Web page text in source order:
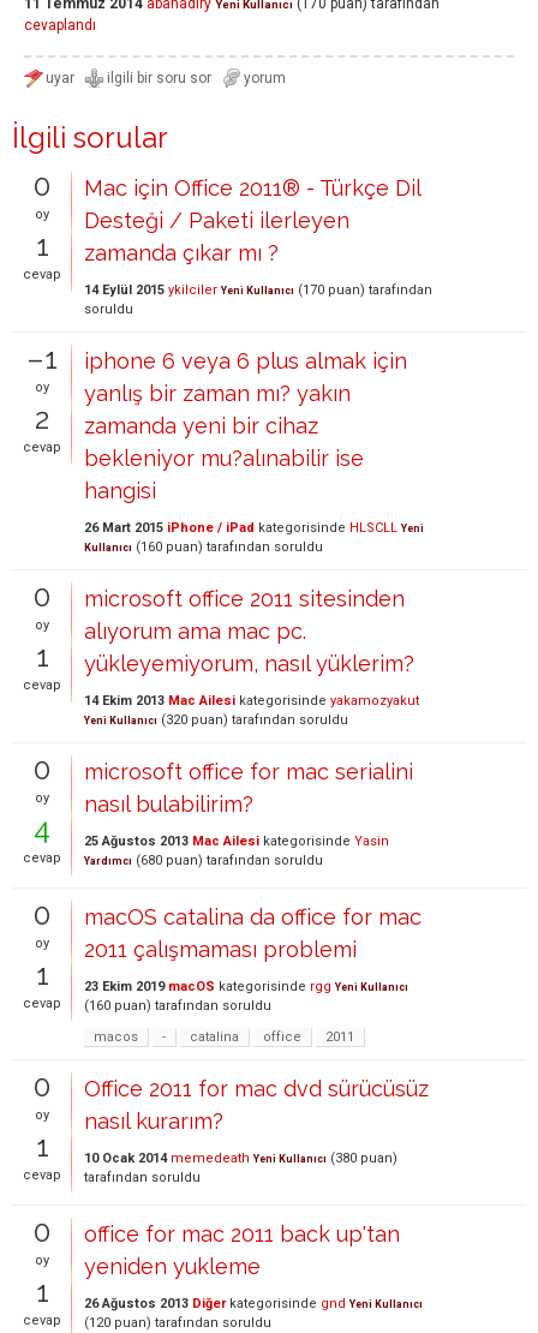
11 Temmuz 2014 abahadiry Yeni Kullanıcı (170 puan) tarafından
cevaplandı
İlgili sorular
0
oy
1
cevap
Mac için Office 2011® - Türkçe Dil
Desteği / Paketi ilerleyen
zamanda çıkar mı ?
14 Eylül 2015 ykilciler Yeni Kullanıcı (170 puan) tarafından
soruldu
–1
oy
2
cevap
iphone 6 veya 6 plus almak için
yanlış bir zaman mı? yakın
zamanda yeni bir cihaz
bekleniyor mu?alınabilir ise
hangisi
26 Mart 2015 iPhone / iPad kategorisinde HLSCLL Yeni
Kullanıcı (160 puan) tarafından soruldu
0
oy
1
cevap
microsoft office 2011 sitesinden
alıyorum ama mac pc.
yükleyemiyorum, nasıl yüklerim?
14 Ekim 2013 Mac Ailesi kategorisinde yakamozyakut
Yeni Kullanıcı (320 puan) tarafından soruldu
0
oy
4
cevap
microsoft office for mac serialini
nasıl bulabilirim?
25 Ağustos 2013 Mac Ailesi kategorisinde Yasin
Yardımcı (680 puan) tarafından soruldu
0
oy
1
cevap
macOS catalina da office for mac
2011 çalışmaması problemi
23 Ekim 2019 macOS kategorisinde rgg Yeni Kullanıcı
(160 puan) tarafından soruldu
macos
- catalina office 2011
0
oy
1
cevap
Office 2011 for mac dvd sürücüsüz
nasıl kurarım?
10 Ocak 2014 memedeath Yeni Kullanıcı (380 puan)
tarafından soruldu
0
oy
1
cevap
office for mac 2011 back up'tan
yeniden yukleme
26 Ağustos 2013 Diğerkategorisinde gnd Yeni Kullanıcı
(120 puan) tarafından soruldu